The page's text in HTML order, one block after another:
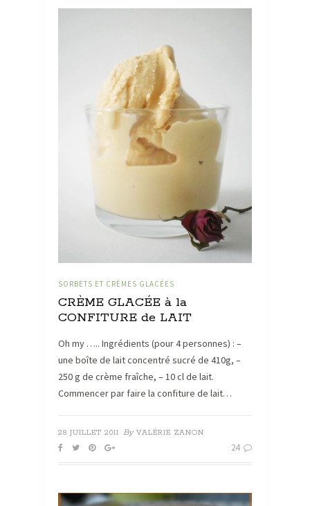
SORBETS ET CRÈMES GLACÉES
CRÈME GLACÉE à la
CONFITURE de LAIT
Oh my ….. Ingrédients (pour 4 personnes) : –
une boîte de lait concentré sucré de 410g, –
250 g de crème fraîche, – 10 cl de lait.
Commencer par faire la confiture de lait…
28 JUILLET 2011 By VALÉRIE ZANON
24